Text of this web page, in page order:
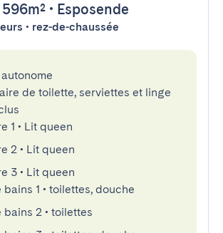
• Esposende
• rez-de-chaussée
de toilette, serviettes et linge
1 • Lit queen
2 • Lit queen
3 • Lit queen
bains 1 • toilettes, douche
bains 2 • toilettes